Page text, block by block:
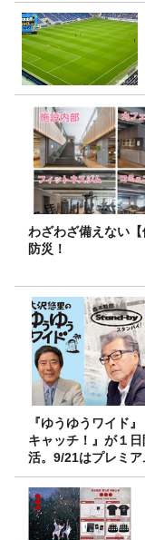
わざわざ備えない
防災！
『ゆうゆうワイド』
キャッチ！』が１日
活。9/21はプレミ